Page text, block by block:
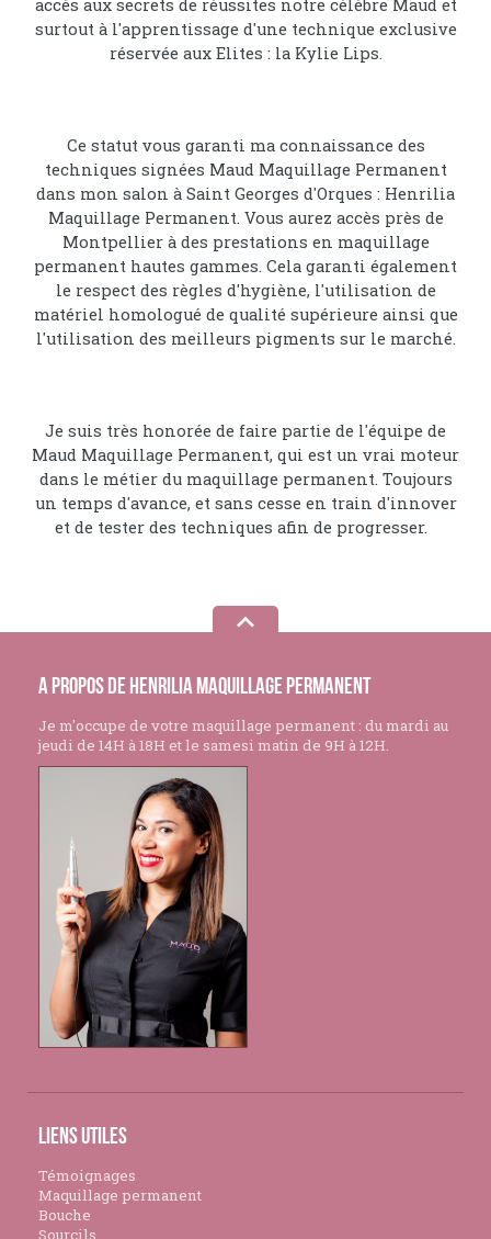
accès aux secrets de réussites notre célèbre Maud et
surtout à l'apprentissage d'une technique exclusive
réservée aux Elites : la Kylie Lips.
Ce statut vous garanti ma connaissance des
techniques signées Maud Maquillage Permanent
dans mon salon à Saint Georges d'Orques : Henrilia
Maquillage Permanent. Vous aurez accès près de
Montpellier à des prestations en maquillage
permanent hautes gammes. Cela garanti également
le respect des règles d'hygiène, l'utilisation de
matériel homologué de qualité supérieure ainsi que
l'utilisation des meilleurs pigments sur le marché.
Je suis très honorée de faire partie de l'équipe de
Maud Maquillage Permanent, qui est un vrai moteur
dans le métier du maquillage permanent. Toujours
un temps d'avance, et sans cesse en train d'innover
et de tester des techniques afin de progresser.
A propos de Henrilia Maquillage Permanent
Je m'occupe de votre maquillage permanent : du mardi au
jeudi de 14H à 18H et le samesi matin de 9H à 12H.
Liens utiles
Témoignages
Maquillage permanent
Bouche
Sourcils